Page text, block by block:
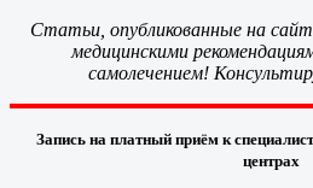
Статьи, опубликованные на
медицинскими
самолечением!
Запись на платный приём к
центрах